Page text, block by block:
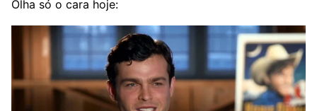
Olha só o cara hoje: